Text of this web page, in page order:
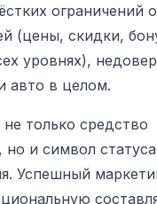
ограничений
(цены, скидки,
уровнях),
авто в целом.
только средство
но и символ
Успешный